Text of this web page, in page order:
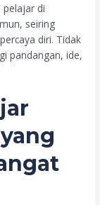
pelajar di
seiring
diri. Tidak
pandangan, ide,